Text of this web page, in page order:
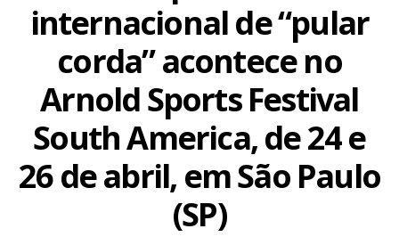
internacional de “pular
corda” acontece no
Arnold Sports Festival
South America, de 24 e
26 de abril, em São Paulo
(SP)